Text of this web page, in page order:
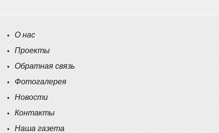
О нас
Проекты
Обратная связь
Фотогалерея
Новости
Контакты
Наша газета